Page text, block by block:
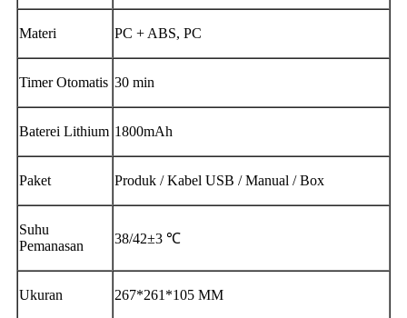
Materi PC + ABS, PC
Timer Otomatis 30 min
Baterei Lithium 1800mAh
Paket Produk / Kabel USB / Manual / Box
Suhu
Pemanasan
38/42±3 ℃
Ukuran 267*261*105 MM